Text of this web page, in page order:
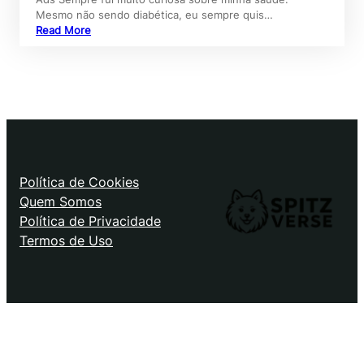
Mesmo não sendo diabética, eu sempre quis…
Read More
Política de Cookies
Quem Somos
Política de Privacidade
Termos de Uso